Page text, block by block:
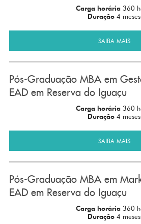
Carga horária 360
Duração 4 meses
SAIBA MAIS
Pós-Graduação MBA em
EAD em Reserva do Iguaçu
Carga horária 360
Duração 4 meses
SAIBA MAIS
Pós-Graduação MBA em
EAD em Reserva do Iguaçu
Carga horária 360
Duração 4 meses